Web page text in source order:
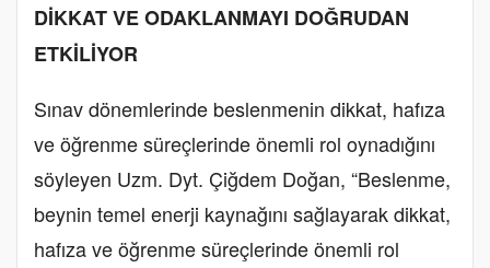
DİKKAT VE ODAKLANMAYI DOĞRUDAN
ETKİLİYOR
Sınav dönemlerinde beslenmenin dikkat, hafıza
ve öğrenme süreçlerinde önemli rol oynadığını
söyleyen Uzm. Dyt. Çiğdem Doğan, “Beslenme,
beynin temel enerji kaynağını sağlayarak dikkat,
hafıza ve öğrenme süreçlerinde önemli rol